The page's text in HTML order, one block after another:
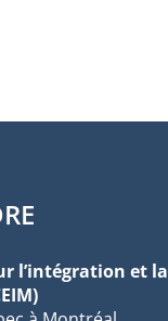
l’intégration et la